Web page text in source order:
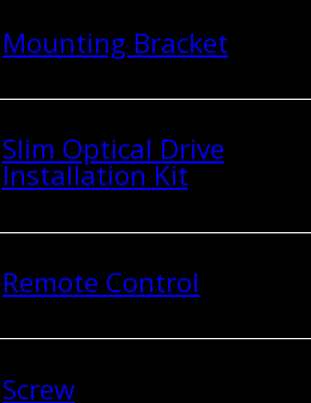
Mounting Bracket
Slim Optical Drive
Installation Kit
Remote Control
Screw